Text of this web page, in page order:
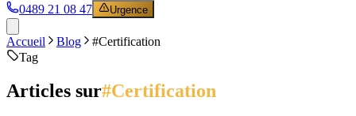
0489 21 08 47
Urgence
Accueil Blog #Certification
Tag
Articles sur#Certification